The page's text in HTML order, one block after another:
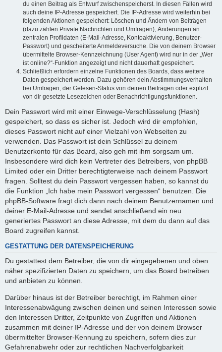
du einen Beitrag als Entwurf zwischenspeicherst. In diesen Fällen wird
auch deine IP-Adresse gespeichert. Die IP-Adresse wird weiterhin bei
folgenden Aktionen gespeichert: Löschen und Ändern von Beiträgen
(dazu zählen Private Nachrichten und Umfragen), Änderungen an
zentralen Profildaten (E-Mail-Adresse, Kontoaktivierung, Benutzer-
Passwort) und gescheiterte Anmeldeversuche. Die von deinem Browser
übermittelte Browser-Kennzeichnung (User Agent) wird nur in der „Wer
ist online?“-Funktion angezeigt und nicht dauerhaft gespeichert.
Schließlich erfordern einzelne Funktionen des Boards, dass weitere
Daten gespeichert werden. Dazu gehören dein Abstimmungsverhalten
bei Umfragen, der Gelesen-Status von deinen Beiträgen oder explizit
von dir gesetzte Lesezeichen oder Benachrichtigungsfunktionen.
Dein Passwort wird mit einer Einwege-Verschlüsselung (Hash)
gespeichert, so dass es sicher ist. Jedoch wird dir empfohlen,
dieses Passwort nicht auf einer Vielzahl von Webseiten zu
verwenden. Das Passwort ist dein Schlüssel zu deinem
Benutzerkonto für das Board, also geh mit ihm sorgsam um.
Insbesondere wird dich kein Vertreter des Betreibers, von phpBB
Limited oder ein Dritter berechtigterweise nach deinem Passwort
fragen. Solltest du dein Passwort vergessen haben, so kannst du
die Funktion „Ich habe mein Passwort vergessen“ benutzen. Die
phpBB-Software fragt dich dann nach deinem Benutzernamen und
deiner E-Mail-Adresse und sendet anschließend ein neu
generiertes Passwort an diese Adresse, mit dem du dann auf das
Board zugreifen kannst.
GESTATTUNG DER DATENSPEICHERUNG
Du gestattest dem Betreiber, die von dir eingegebenen und oben
näher spezifizierten Daten zu speichern, um das Board betreiben
und anbieten zu können.
Darüber hinaus ist der Betreiber berechtigt, im Rahmen einer
Interessenabwägung zwischen deinen und seinen Interessen sowie
den Interessen Dritter, Zeitpunkte von Zugriffen und Aktionen
zusammen mit deiner IP-Adresse und der von deinem Browser
übermittelter Browser-Kennung zu speichern, sofern dies zur
Gefahrenabwehr oder zur rechtlichen Nachverfolgbarkeit